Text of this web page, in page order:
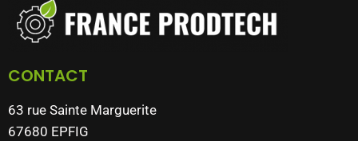
CONTACT
63 rue Sainte Marguerite
67680 EPFIG